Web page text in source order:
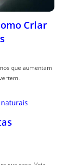
Criar
que aumentam